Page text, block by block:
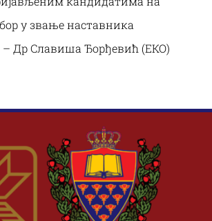
сарадња
у звање наставника
– Др Славиша Ђорђевић (ЕКО)